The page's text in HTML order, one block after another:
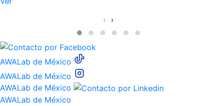
‹ ›
AWALab de México
AWALab de México
AWALab de México
AWALab de México